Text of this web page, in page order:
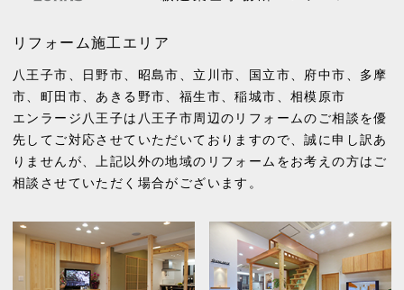
リフォーム施工エリア
八王子市 日野市 昭島市 立川市 国立市 府中市
多摩
市
町田市 あきる野市 福生市 、稲城市 、相模原市
エンラージ八王子は八王子市周辺のリフォームのご相談を優
先してご対応させていただいておりますので、誠に申し訳あ
りませんが、上記以外の地域のリフォームをお考えの方はご
相談させていただく場合がございます。